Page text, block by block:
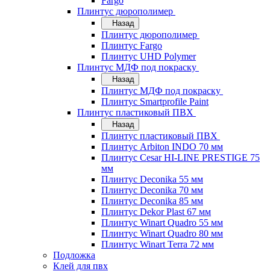
Плинтус дюрополимер
Назад
Плинтус дюрополимер
Плинтус Fargo
Плинтус UHD Polymer
Плинтус МДФ под покраску
Назад
Плинтус МДФ под покраску
Плинтус Smartprofile Paint
Плинтус пластиковый ПВХ
Назад
Плинтус пластиковый ПВХ
Плинтус Arbiton INDO 70 мм
Плинтус Cesar HI-LINE PRESTIGE 75
мм
Плинтус Deconika 55 мм
Плинтус Deconika 70 мм
Плинтус Deconika 85 мм
Плинтус Dekor Plast 67 мм
Плинтус Winart Quadro 55 мм
Плинтус Winart Quadro 80 мм
Плинтус Winart Terra 72 мм
Подложка
Клей для пвх